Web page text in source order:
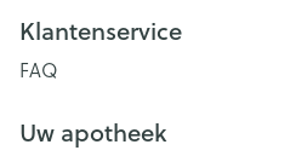
Klantenservice
FAQ
Uw apotheek